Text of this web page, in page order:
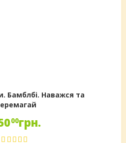
Бамблбі. Наважся та
00грн.